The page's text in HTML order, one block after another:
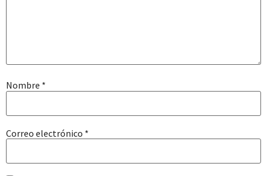
Nombre *
Correo electrónico *